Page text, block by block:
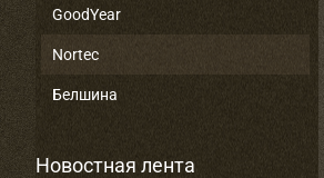
GoodYear
Nortec
Белшина
Новостная лента